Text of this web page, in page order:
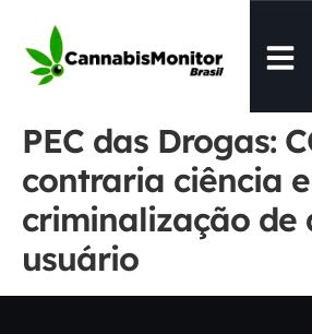
PEC das Drogas:
contraria ciência
criminalização de
usuário